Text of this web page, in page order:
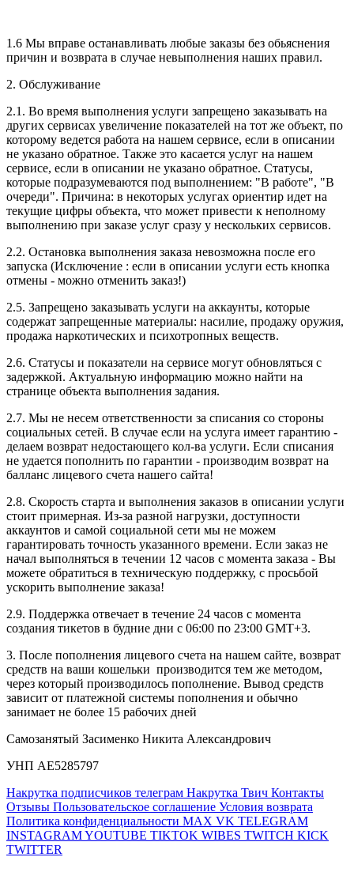
1.6 Мы вправе останавливать любые заказы без обьяснения
причин и возврата в случае невыполнения наших правил.
2. Обслуживание
2.1. Во время выполнения услуги запрещено заказывать на
других сервисах увеличение показателей на тот же объект, по
которому ведется работа на нашем сервисе, если в описании
не указано обратное. Также это касается услуг на нашем
сервисе, если в описании не указано обратное. Статусы,
которые подразумеваются под выполнением: "В работе", "В
очереди". Причина: в некоторых услугах ориентир идет на
текущие цифры объекта, что может привести к неполному
выполнению при заказе услуг сразу у нескольких сервисов.
2.2. Остановка выполнения заказа невозможна после его
запуска (Исключение : если в описании услуги есть кнопка
отмены - можно отменить заказ!)
2.5. Запрещено заказывать услуги на аккаунты, которые
содержат запрещенные материалы: насилие, продажу оружия,
продажа наркотических и психотропных веществ.
2.6. Статусы и показатели на сервисе могут обновляться с
задержкой. Актуальную информацию можно найти на
странице объекта выполнения задания.
2.7. Мы не несем ответственности за списания со стороны
социальных сетей. В случае если на услуга имеет гарантию -
делаем возврат недостающего кол-ва услуги. Если списания
не удается пополнить по гарантии - производим возврат на
балланс лицевого счета нашего сайта!
2.8. Скорость старта и выполнения заказов в описании услуги
стоит примерная. Из-за разной нагрузки, доступности
аккаунтов и самой социальной сети мы не можем
гарантировать точность указанного времени. Если заказ не
начал выполняться в течении 12 часов с момента заказа - Вы
можете обратиться в техническую поддержку, с просьбой
ускорить выполнение заказа!
2.9. Поддержка отвечает в течение 24 часов с момента
создания тикетов в будние дни с 06:00 по 23:00 GMT+3.
3. После пополнения лицевого счета на нашем сайте, возврат
средств на ваши кошельки  производится тем же методом,
через который производилось пополнение. Вывод средств
зависит от платежной системы пополнения и обычно
занимает не более 15 рабочих дней
Самозанятый Засименко Никита Александрович
УНП АЕ5285797
Накрутка подписчиков телеграм Накрутка Твич Контакты
Отзывы Пользовательское соглашение Условия возврата
Политика конфиденциальности MAX VK TELEGRAM
INSTAGRAMYOUTUBE TIKTOK WIBES TWITCH KICK
TWITTER